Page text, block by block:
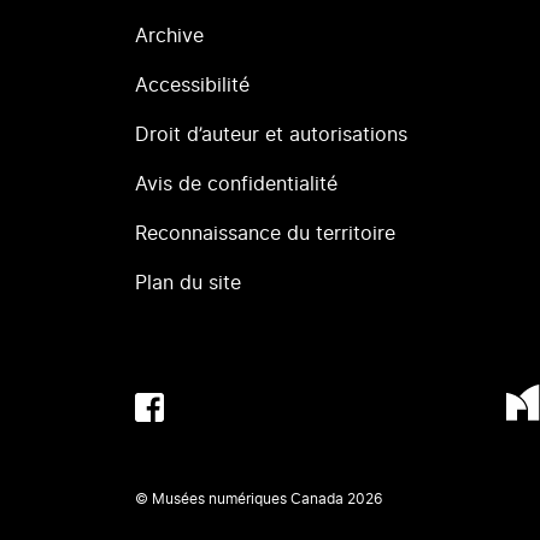
Archive
Accessibilité
Droit d’auteur et autorisations
Avis de confidentialité
Reconnaissance du territoire
Plan du site
© Musées numériques Canada 2026